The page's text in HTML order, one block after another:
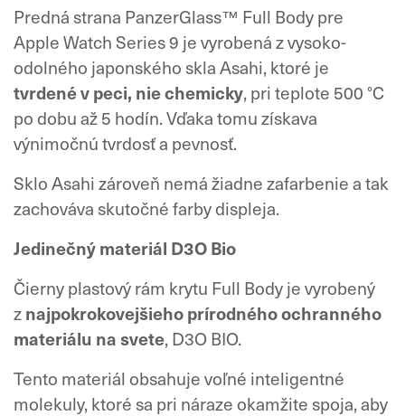
Predná strana PanzerGlass™ Full Body pre
Apple Watch Series 9 je vyrobená z vysoko-
odolného japonského skla Asahi, ktoré je
tvrdené v peci, nie chemicky, pri teplote 500 °C
po dobu až 5 hodín. Vďaka tomu získava
výnimočnú tvrdosť a pevnosť.
Sklo Asahi zároveň nemá žiadne zafarbenie a tak
zachováva skutočné farby displeja.
Jedinečný materiál D3O Bio
Čierny plastový rám krytu Full Body je vyrobený
znajpokrokovejšieho prírodného ochranného
materiálu na svete, D3O BIO.
Tento materiál obsahuje voľné inteligentné
molekuly, ktoré sa pri náraze okamžite spoja, aby